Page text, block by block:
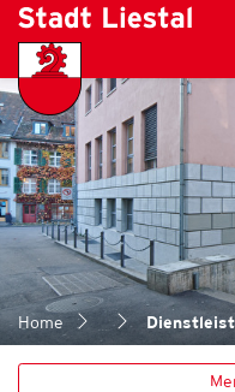
zur Startseite
Direkt zur
Direkt zum Inhalt
Direkt zur Suche
Direkt zum
Liestal
Home